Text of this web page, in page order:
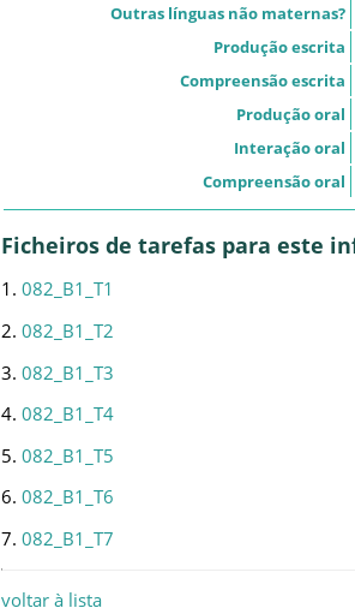
Outras línguas não maternas?
Produção escrita
Compreensão escrita
Produção oral
Interação oral
Compreensão oral
Ficheiros de tarefas para este
1. 082_B1_T1
2. 082_B1_T2
3. 082_B1_T3
4. 082_B1_T4
5. 082_B1_T5
6. 082_B1_T6
7. 082_B1_T7
voltar à lista